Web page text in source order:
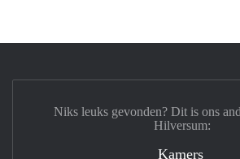
Niks leuks gevonden? Dit is ons
Hilversum:
Kamers